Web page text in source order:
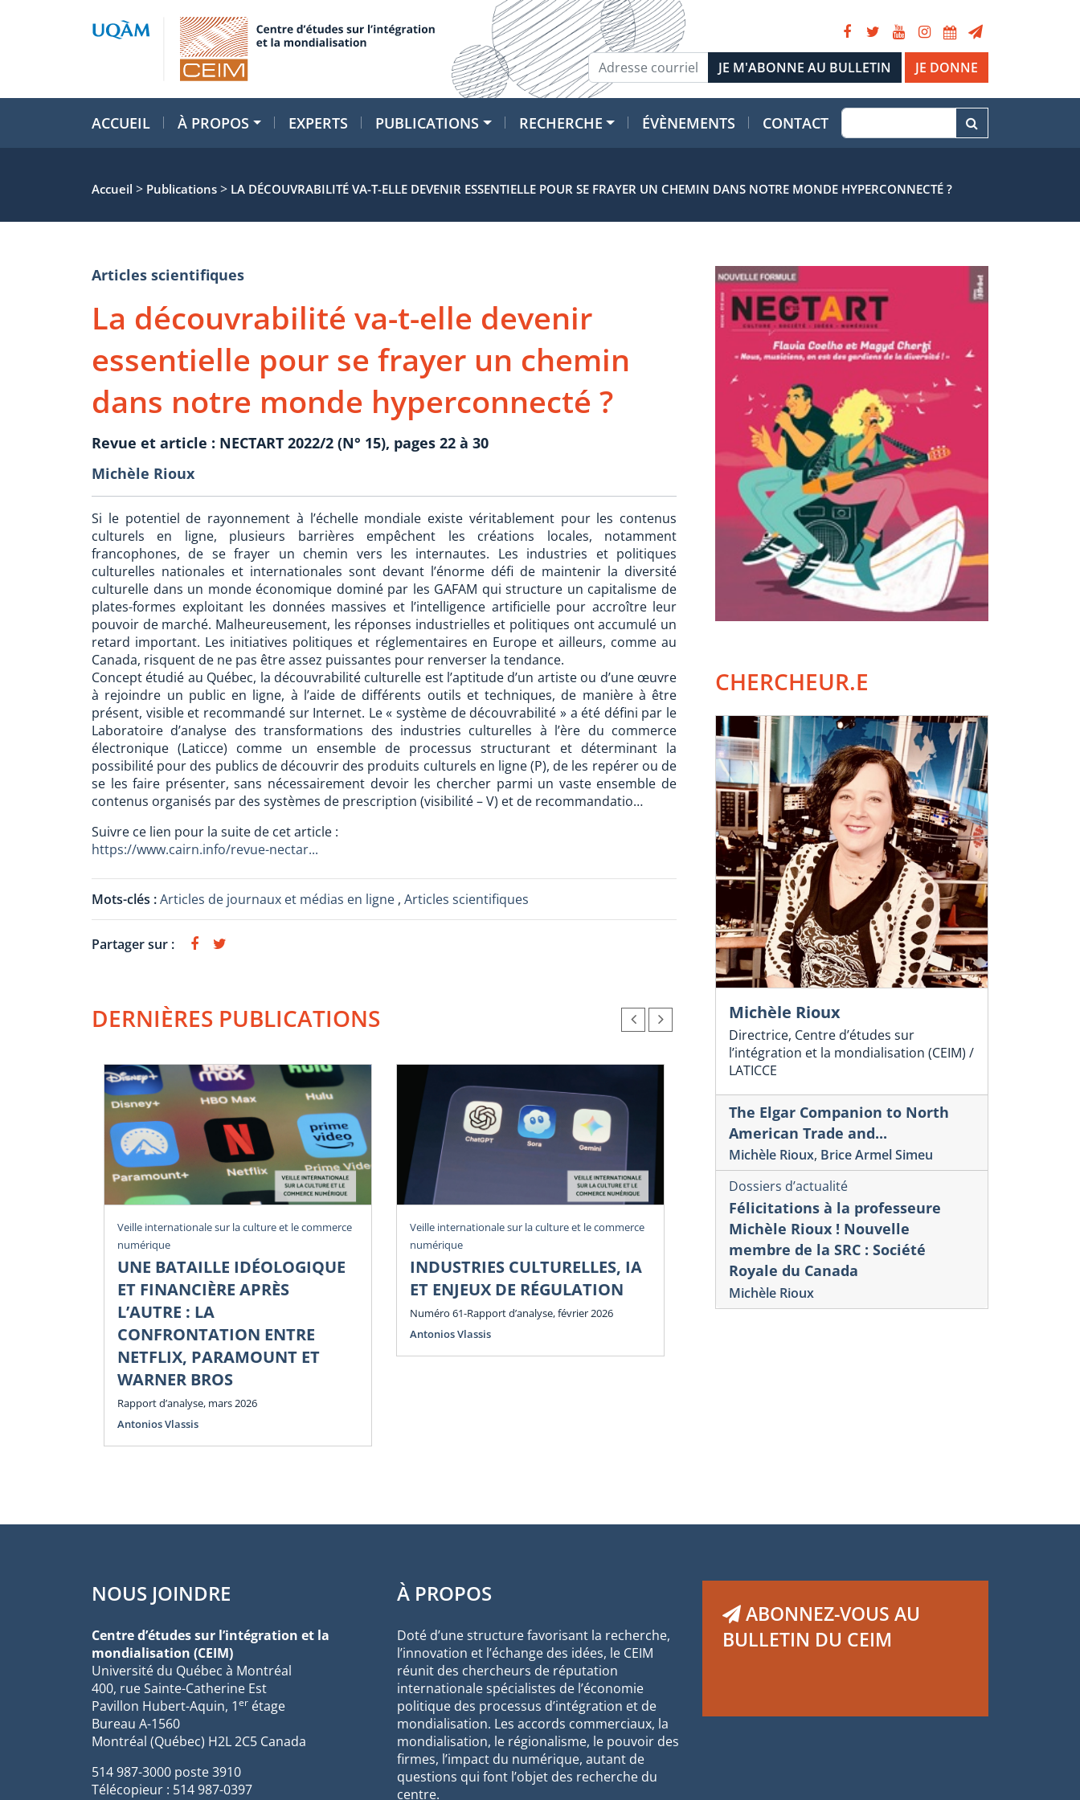
JE DONNE
ACCUEIL À PROPOS EXPERTS PUBLICATIONS RECHERCHE ÉVÈNEMENTS CONTACT
Accueil > Publications > LA DÉCOUVRABILITÉ VA-T-ELLE DEVENIR ESSENTIELLE POUR SE FRAYER UN CHEMIN DANS NOTRE MONDE HYPERCONNECTÉ ?
Articles scientifiques
La découvrabilité va-t-elle devenir
essentielle pour se frayer un chemin
dans notre monde hyperconnecté ?
Revue et article : NECTART 2022/2 (N° 15), pages 22 à 30
Michèle Rioux
Si le potentiel de rayonnement à l’échelle mondiale existe véritablement pour les contenus
culturels en ligne, plusieurs barrières empêchent les créations locales, notamment
francophones, de se frayer un chemin vers les internautes. Les industries et politiques
culturelles nationales et internationales sont devant l’énorme défi de maintenir la diversité
culturelle dans un monde économique dominé par les GAFAM qui structure un capitalisme de
plates-formes exploitant les données massives et l’intelligence artificielle pour accroître leur
pouvoir de marché. Malheureusement, les réponses industrielles et politiques ont accumulé un
retard important. Les initiatives politiques et réglementaires en Europe et ailleurs, comme au
Canada, risquent de ne pas être assez puissantes pour renverser la tendance.
Concept étudié au Québec, la découvrabilité culturelle est l’aptitude d’un artiste ou d’une œuvre
à rejoindre un public en ligne, à l’aide de différents outils et techniques, de manière à être
présent, visible et recommandé sur Internet. Le « système de découvrabilité » a été défini par le
Laboratoire d’analyse des transformations des industries culturelles à l’ère du commerce
électronique (Laticce) comme un ensemble de processus structurant et déterminant la
possibilité pour des publics de découvrir des produits culturels en ligne (P), de les repérer ou de
se les faire présenter, sans nécessairement devoir les chercher parmi un vaste ensemble de
contenus organisés par des systèmes de prescription (visibilité – V) et de recommandatio…
Suivre ce lien pour la suite de cet article :
https://www.cairn.info/revue-nectar...
Mots-clés :Articles de journaux et médias en ligne , Articles scientifiques
Partager sur :
DERNIÈRES PUBLICATIONS
Veille internationale sur la culture et le commerce
numérique
UNE BATAILLE IDÉOLOGIQUE
ET FINANCIÈRE APRÈS
L’AUTRE : LA
CONFRONTATION ENTRE
NETFLIX, PARAMOUNT ET
WARNER BROS
Rapport d’analyse, mars 2026
Antonios Vlassis
Veille internationale sur la culture et le commerce
numérique
INDUSTRIES CULTURELLES, IA
ET ENJEUX DE RÉGULATION
Numéro 61-Rapport d’analyse, février 2026
Antonios Vlassis
Veille internationale sur la culture et le commerce
numérique
PLATEFORMES NUMÉRIQUES,
ENJEUX DE RÉGLEMENTATION
ET ACTIVITÉS ÉCONOMIQUES
CHERCHEUR.E
Michèle Rioux
Directrice, Centre d’études sur
l’intégration et la mondialisation (CEIM) /
LATICCE
The Elgar Companion to North
American Trade and...
Michèle Rioux, Brice Armel Simeu
Dossiers d’actualité
Félicitations à la professeure
Michèle Rioux ! Nouvelle
membre de la SRC : Société
Royale du Canada
Michèle Rioux
NOUS JOINDRE
Centre d’études sur l’intégration et la
mondialisation (CEIM)
Université du Québec à Montréal
400, rue Sainte-Catherine Est
Pavillon Hubert-Aquin, 1er étage
Bureau A-1560
Montréal (Québec) H2L 2C5 Canada
514 987-3000 poste 3910
Télécopieur : 514 987-0397
À PROPOS
Doté d’une structure favorisant la recherche,
l’innovation et l’échange des idées, le CEIM
réunit des chercheurs de réputation
internationale spécialistes de l’économie
politique des processus d’intégration et de
mondialisation. Les accords commerciaux, la
mondialisation, le régionalisme, le pouvoir des
firmes, l’impact du numérique, autant de
questions qui font l’objet des recherche du
centre.
ABONNEZ-VOUS AU
BULLETIN DU CEIM